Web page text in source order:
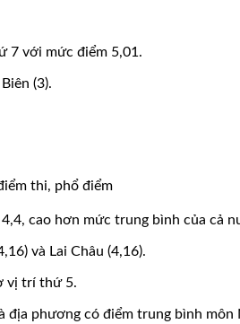
7 với mức điểm 5,01.
(3).
thi, phổ điểm
cao hơn mức trung bình của cả
và Lai Châu (4,16).
vị trí thứ 5.
phương có điểm trung bình môn